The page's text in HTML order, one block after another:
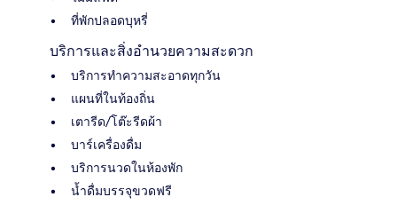
ที่พักปลอดบุหรี่
บริการและสิ่งอำนวยความสะดวก
บริการทำความสะอาดทุกวัน
แผนที่ในท้องถิ่น
เตารีด/โต๊ะรีดผ้า
บาร์เครื่องดื่ม
บริการนวดในห้องพัก
น้ำดื่มบรรจุขวดฟรี